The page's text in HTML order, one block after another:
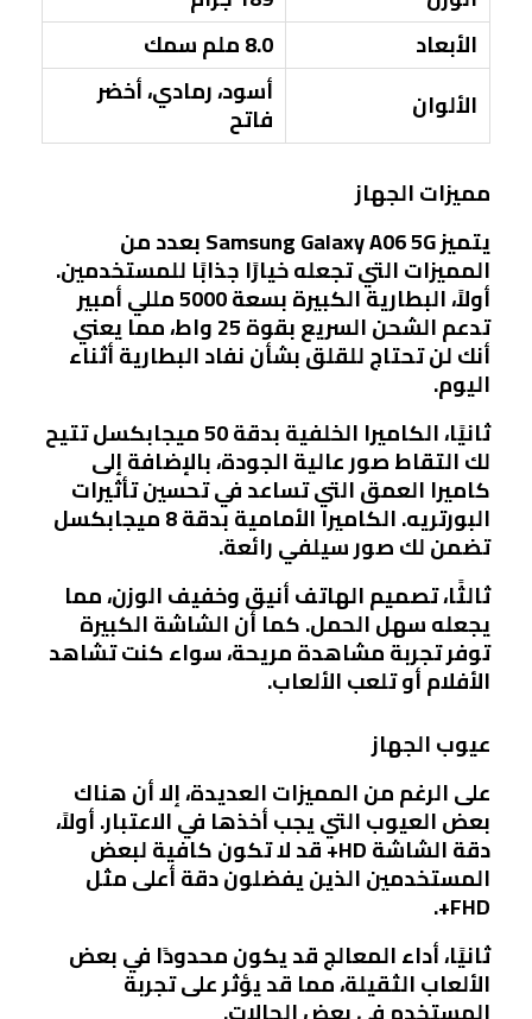
الأبعاد
8.0 ملم سمك
الألوان
أسود، رمادي، أخضر
فاتح
مميزات الجهاز
يتميز Samsung Galaxy A06 5G بعدد من
المميزات التي تجعله خيارًا جذابًا للمستخدمين.
أولاً، البطارية الكبيرة بسعة 5000 مللي أمبير
تدعم الشحن السريع بقوة 25 واط، مما يعني
أنك لن تحتاج للقلق بشأن نفاد البطارية أثناء
اليوم.
ثانيًا، الكاميرا الخلفية بدقة 50 ميجابكسل تتيح
لك التقاط صور عالية الجودة، بالإضافة إلى
كاميرا العمق التي تساعد في تحسين تأثيرات
البورتريه. الكاميرا الأمامية بدقة 8 ميجابكسل
تضمن لك صور سيلفي رائعة.
ثالثًا، تصميم الهاتف أنيق وخفيف الوزن، مما
يجعله سهل الحمل. كما أن الشاشة الكبيرة
توفر تجربة مشاهدة مريحة، سواء كنت تشاهد
الأفلام أو تلعب الألعاب.
عيوب الجهاز
على الرغم من المميزات العديدة، إلا أن هناك
بعض العيوب التي يجب أخذها في الاعتبار. أولاً،
دقة الشاشة HD+ قد لا تكون كافية لبعض
المستخدمين الذين يفضلون دقة أعلى مثل
FHD+.
ثانيًا، أداء المعالج قد يكون محدودًا في بعض
الألعاب الثقيلة، مما قد يؤثر على تجربة